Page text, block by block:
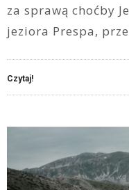
za sprawą choćby
jeziora Prespa,
Czytaj!